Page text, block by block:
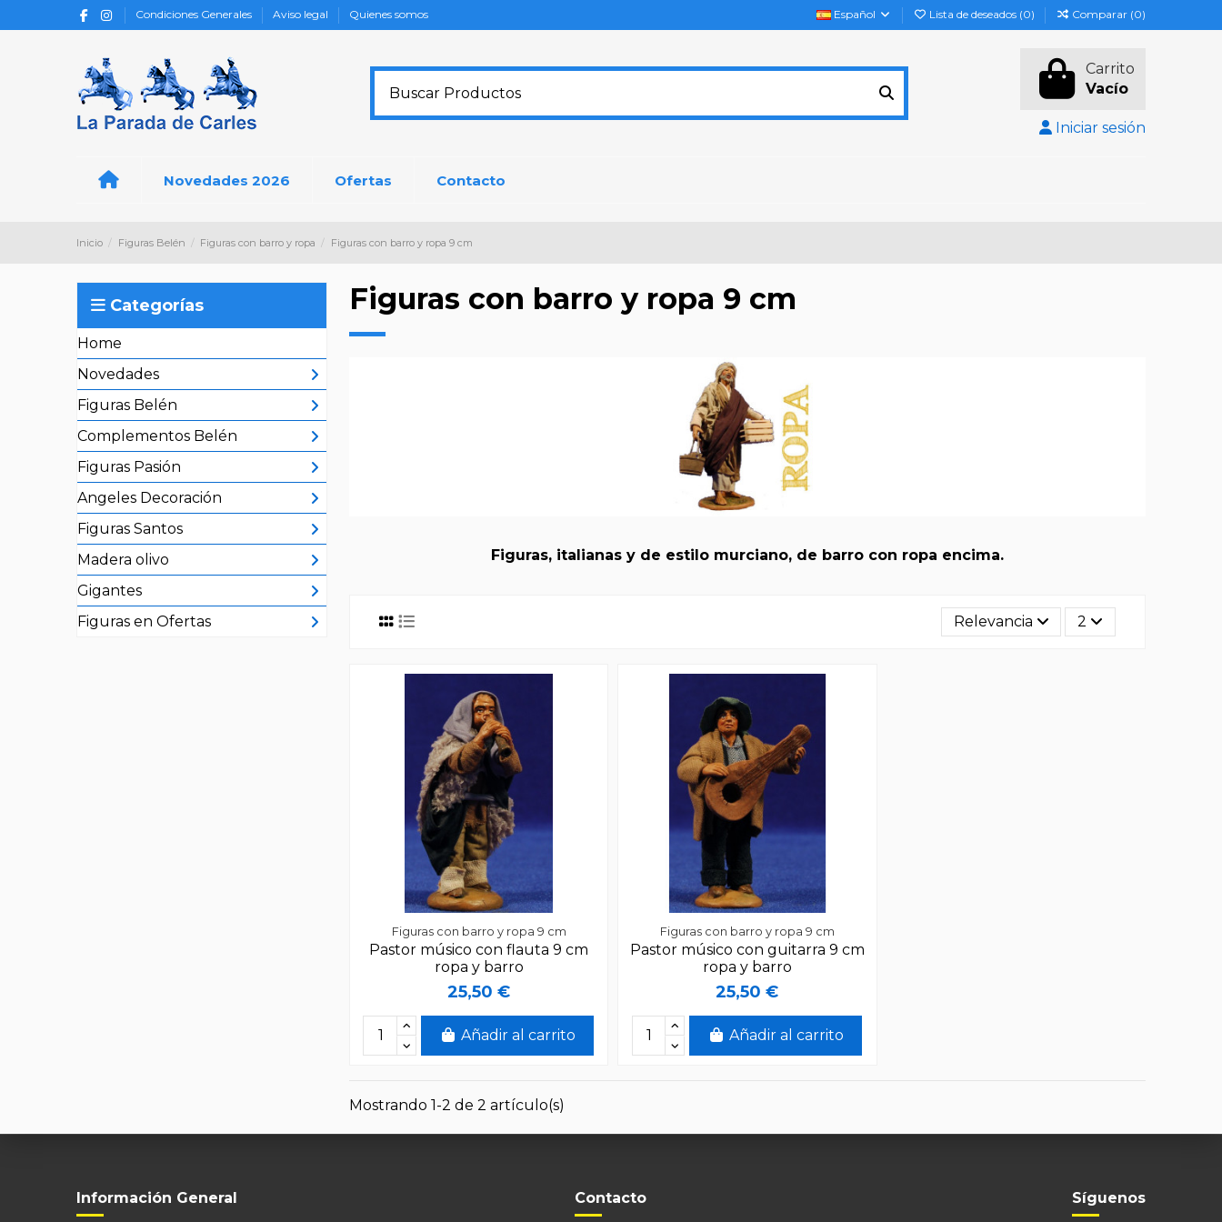
Condiciones Generales Aviso legal Quienes somos Español Lista de deseados (0) Comparar (0)
Carrito
Vacío
Iniciar sesión
Novedades 2026 Ofertas Contacto
Inicio Figuras Belén Figuras con barro y ropa Figuras con barro y ropa 9 cm
Figuras con barro y ropa 9 cm
Figuras, italianas y de estilo murciano, de barro con ropa encima.
Relevancia 2
Figuras con barro y ropa 9 cm
Pastor músico con flauta 9 cm
ropa y barro
25,50 €
Añadir al carrito
Figuras con barro y ropa 9 cm
Pastor músico con guitarra 9 cm
ropa y barro
25,50 €
Añadir al carrito
Mostrando 1-2 de 2 artículo(s)
Categorías
Home
Novedades
Figuras Belén
Complementos Belén
Figuras Pasión
Angeles Decoración
Figuras Santos
Madera olivo
Gigantes
Figuras en Ofertas
Información General Contacto Síguenos